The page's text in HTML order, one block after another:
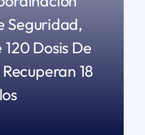
Seguridad,
Dosis De
18